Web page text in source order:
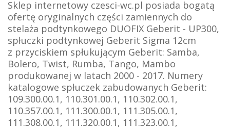
Sklep internetowy czesci-wc.pl posiada bogatą
ofertę oryginalnych części zamiennych do
stelaża podtynkowego DUOFIX Geberit - UP300,
spłuczki podtynkowej Geberit Sigma 12cm
z przyciskiem spłukującym Geberit: Samba,
Bolero, Twist, Rumba, Tango, Mambo
produkowanej w latach 2000 - 2017. Numery
katalogowe spłuczek zabudowanych Geberit:
109.300.00.1, 110.301.00.1, 110.302.00.1,
110.357.00.1, 111.300.00.1, 111.305.00.1,
111.308.00.1, 111.320.00.1, 111.323.00.1,